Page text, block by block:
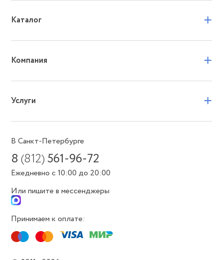
Каталог +
Компания +
Услуги +
В Санкт-Петербурге
8(812) 561-96-72
Ежедневно с 10:00 до 20:00
Или пишите в мессенджеры
Принимаем к оплате: